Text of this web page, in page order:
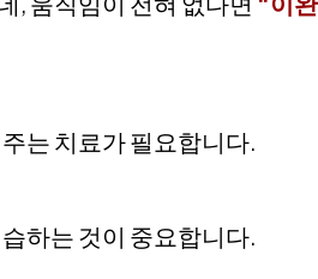
는 치료가 필요합니다.
하는 것이 중요합니다.